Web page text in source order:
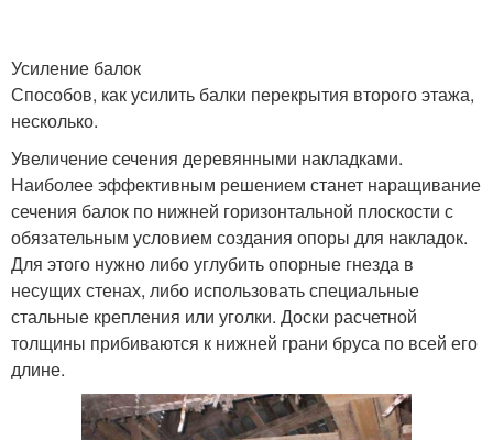
Усиление балок
Способов, как усилить балки перекрытия второго этажа,
несколько.
Увеличение сечения деревянными накладками.
Наиболее эффективным решением станет наращивание
сечения балок по нижней горизонтальной плоскости с
обязательным условием создания опоры для накладок.
Для этого нужно либо углубить опорные гнезда в
несущих стенах, либо использовать специальные
стальные крепления или уголки. Доски расчетной
толщины прибиваются к нижней грани бруса по всей его
длине.